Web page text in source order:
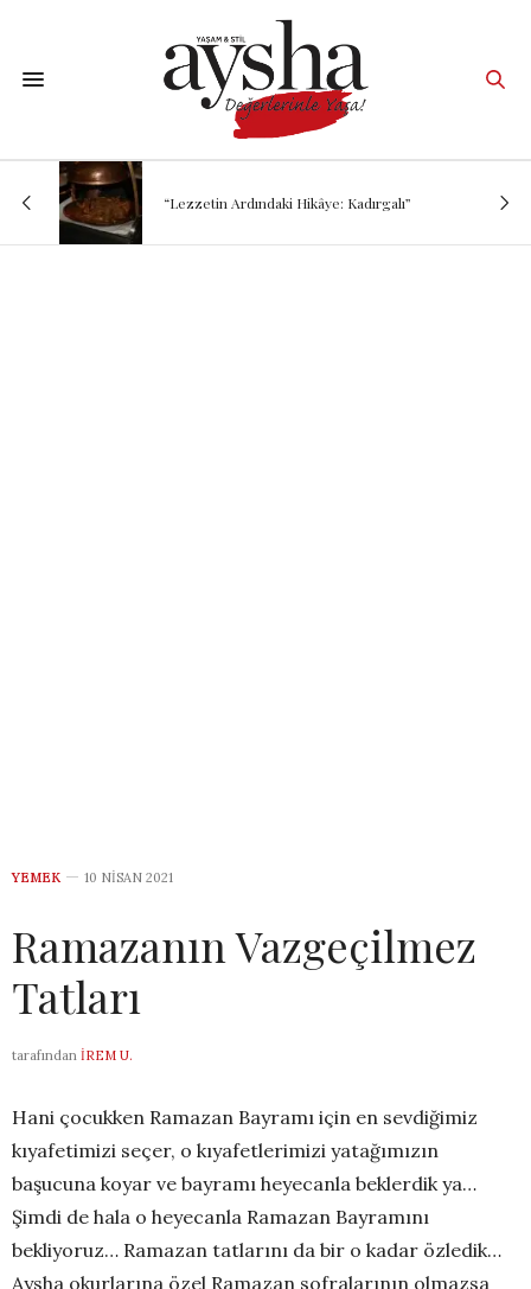
“Lezzetin Ardındaki Hikâye: Kadırgalı”
YEMEK 10 NISAN 2021
Ramazanın Vazgeçilmez
Tatları
tarafından İREM U.
Hani çocukken Ramazan Bayramı için en sevdiğimiz
kıyafetimizi seçer, o kıyafetlerimizi yatağımızın
başucuna koyar ve bayramı heyecanla beklerdik ya…
Şimdi de hala o heyecanla Ramazan Bayramını
bekliyoruz… Ramazan tatlarını da bir o kadar özledik…
Aysha okurlarına özel Ramazan sofralarının olmazsa